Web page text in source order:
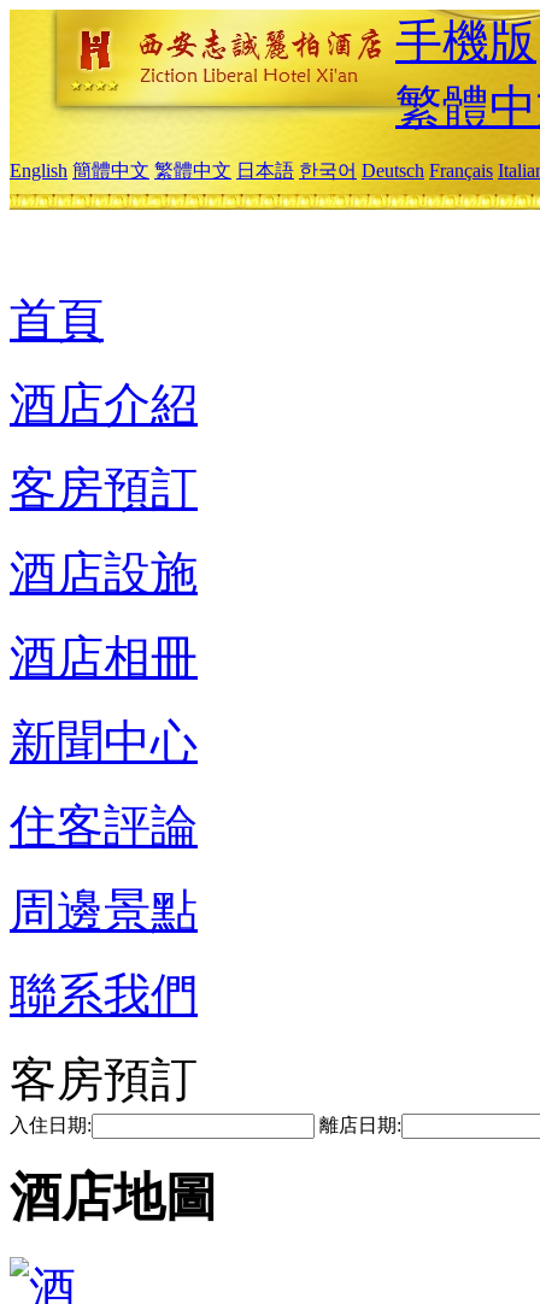
手機版
繁體
English 簡體中文 繁體中文 日本語 한국어 Deutsch Français
首頁
酒店介紹
客房預訂
酒店設施
酒店相冊
新聞中心
住客評論
周邊景點
聯系我們
客房預訂
入住日期: 離店日期:
酒店地圖